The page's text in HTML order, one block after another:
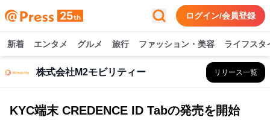
ログイン/会員登録
新着 エンタメ グルメ 旅行 ファッション・美容 ライフスタ
株式会社M2モビリティー リリース一覧
KYC端末 CREDENCE ID Tabの発売を開始